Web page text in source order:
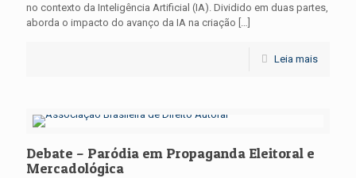
no contexto da Inteligência Artificial (IA). Dividido em duas partes,
aborda o impacto do avanço da IA na criação […]
Leia mais
Debate – Paródia em Propaganda Eleitoral e
Mercadológica